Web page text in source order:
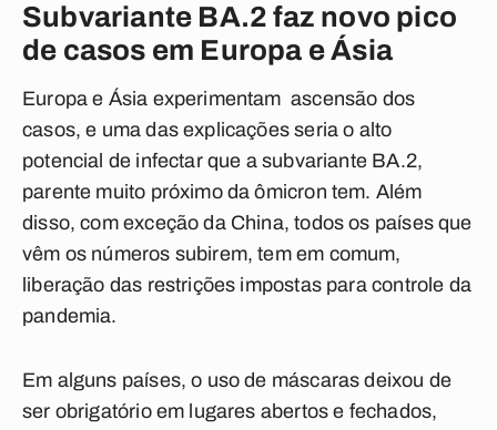
Subvariante BA.2 faz novo pico
de casos em Europa e Ásia
Europa e Ásia experimentam ascensão dos
casos, e uma das explicações seria o alto
potencial de infectar que a subvariante BA.2,
parente muito próximo da ômicron tem. Além
disso, com exceção da China, todos os países que
vêm os números subirem, tem em comum,
liberação das restrições impostas para controle da
pandemia.
Em alguns países, o uso de máscaras deixou de
ser obrigatório em lugares abertos e fechados,